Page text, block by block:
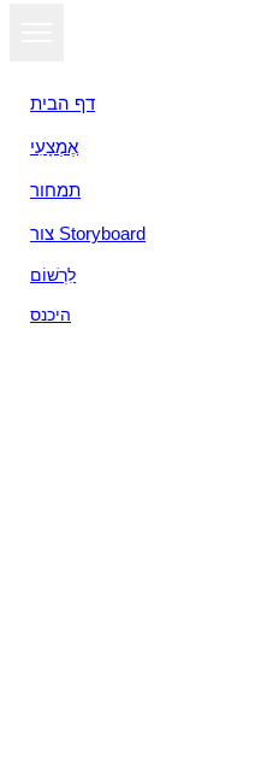
דף הבית
אֶמְצָעִי
תמחור
צור Storyboard
לִרְשׁוֹם
היכנס
giapponese
della
הזה